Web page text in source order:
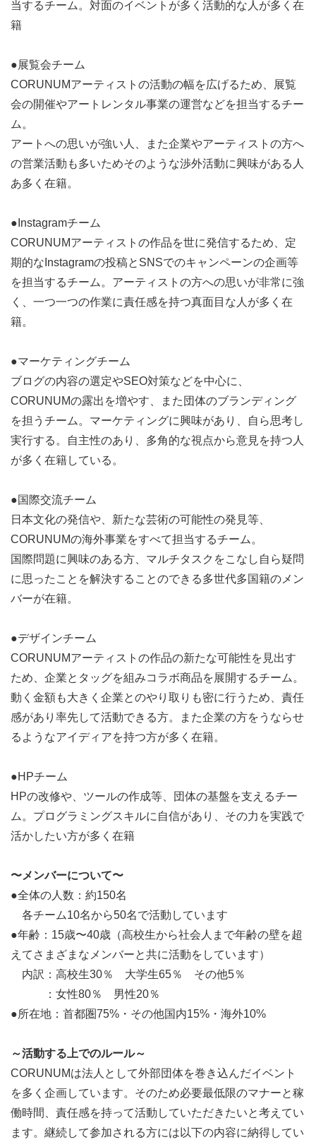
【メンバーについて】
○ 所属する人数： 約150名
・内訳 高校生45% 大学生50% 社会人5%
女性 85% 男性 15%
・年齢 15~35歳 （平均年齢 19歳）
○ 所在地：
【応募要件】
・性別、経験、スキル等は不問 （原則大学1.2年生を募
集します）
ただし、下記のような資質がある方、大歓迎です。
・多様性を認め合い、相手の価値観・個性を受け入れら
・向上心を持って、積極的に行動出来る
・約束が守れる
・応募 （お手数ですがエントリーシートはなるべく詳
細に記入いただけると幸いです）
↓
報を元に選考を行う場合があります）
↓
・カジュアル面談に参加 (応募内容をもとにカジュアル
に面談します）
↓
・チーム面談に参加 （希望するチーム員と面談して活
動のイメージを擦り合わせます）
↓
当するチーム。対面のイベントが多く活動的な人が多く在
籍
●展覧会チーム
CORUNUMアーティストの活動の幅を広げるため、展覧
会の開催やアートレンタル事業の運営などを担当するチー
ム。
アートへの思いが強い人、また企業やアーティストの方へ
の営業活動も多いためそのような渉外活動に興味がある人
あ多く在籍。
●Instagramチーム
CORUNUMアーティストの作品を世に発信するため、定
期的なInstagramの投稿とSNSでのキャンペーンの企画等
を担当するチーム。アーティストの方への思いが非常に強
く、一つ一つの作業に責任感を持つ真面目な人が多く在
籍。
●マーケティングチーム
ブログの内容の選定やSEO対策などを中心に、
CORUNUMの露出を増やす、また団体のブランディング
を担うチーム。マーケティングに興味があり、自ら思考し
実行する。自主性のあり、多角的な視点から意見を持つ人
が多く在籍している。
●国際交流チーム
日本文化の発信や、新たな芸術の可能性の発見等、
CORUNUMの海外事業をすべて担当するチーム。
国際問題に興味のある方、マルチタスクをこなし自ら疑問
に思ったことを解決することのできる多世代多国籍のメン
バーが在籍。
●デザインチーム
CORUNUMアーティストの作品の新たな可能性を見出す
ため、企業とタッグを組みコラボ商品を展開するチーム。
動く金額も大きく企業とのやり取りも密に行うため、責任
感があり率先して活動できる方。また企業の方をうならせ
るようなアイディアを持つ方が多く在籍。
●HPチーム
HPの改修や、ツールの作成等、団体の基盤を支えるチー
ム。プログラミングスキルに自信があり、その力を実践で
活かしたい方が多く在籍
〜メンバーについて〜
●全体の人数：約150名
各チーム10名から50名で活動しています
●年齢：15歳〜40歳（高校生から社会人まで年齢の壁を超
えてさまざまなメンバーと共に活動をしています）
内訳：高校生30％ 大学生65％ その他5％
：女性80％ 男性20％
●所在地：首都圏75%・その他国内15%・海外10%
～活動する上でのルール～
CORUNUMは法人として外部団体を巻き込んだイベント
を多く企画しています。そのため必要最低限のマナーと稼
働時間、責任感を持って活動していただきたいと考えてい
ます。継続して参加される方には以下の内容に納得してい